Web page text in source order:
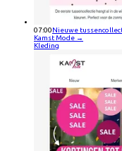
07:00Nieuwe
Kamst Mode →
Kleding